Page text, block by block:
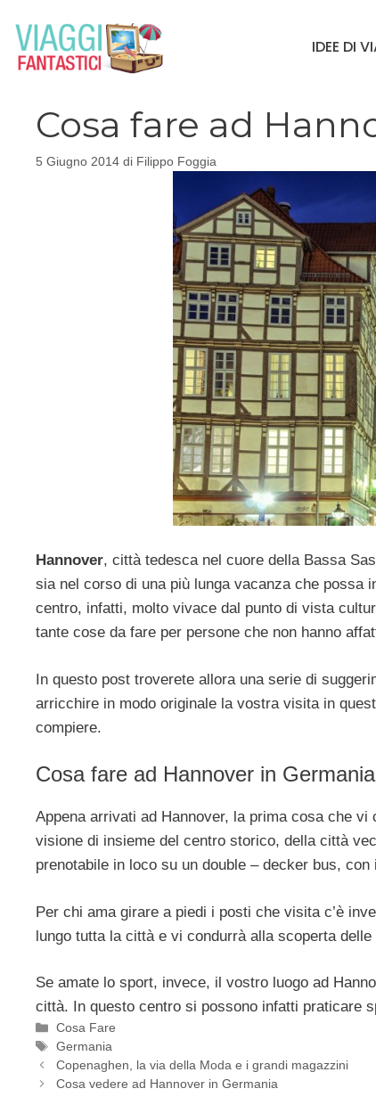
contenuto
IDEE DI
Cosa fare ad
5 Giugno 2014 di Filippo Foggia
Hannover, città tedesca nel cuore della Bassa
sia nel corso di una più lunga vacanza che possa
centro, infatti, molto vivace dal punto di vista
tante cose da fare per persone che non hanno
In questo post troverete allora una serie di
arricchire in modo originale la vostra visita in
compiere.
Cosa fare ad Hannover in Germania
Appena arrivati ad Hannover, la prima cosa che vi
visione di insieme del centro storico, della città
prenotabile in loco su un double – decker bus,
Per chi ama girare a piedi i posti che visita c’è
lungo tutta la città e vi condurrà alla scoperta
Se amate lo sport, invece, il vostro luogo ad
città. In questo centro si possono infatti praticare
Categorie
Cosa Fare
Tag
Germania
Copenaghen, la via della Moda e i grandi magazzini
Cosa vedere ad Hannover in Germania